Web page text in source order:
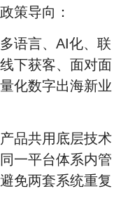
策导向：
语言、AI化、联
下获客、面对面
化数字出海新业
品共用底层技术
一平台体系内管
免两套系统重复